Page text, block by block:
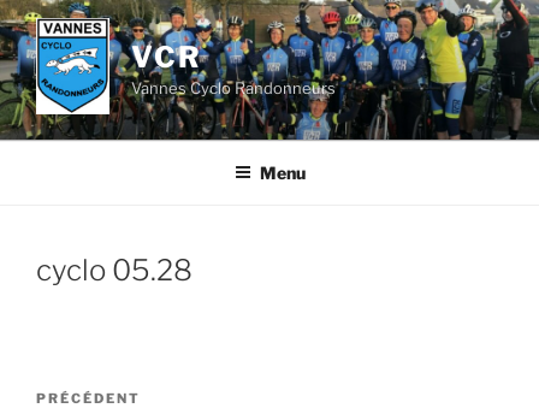
Aller
au
contenu
principal
VCR
Vannes Cyclo Randonneurs
Menu
cyclo 05.28
Navigation
Article
PRÉCÉDENT